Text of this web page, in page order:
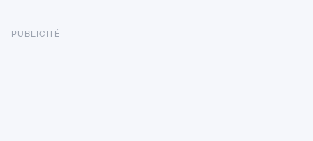
PUBLICITÉ